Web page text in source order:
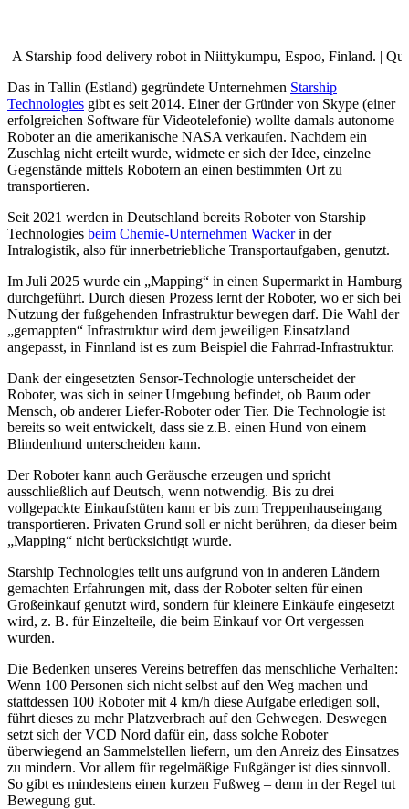
A Starship food delivery robot in Niittykumpu, Espoo, Finland. |
Das in Tallin (Estland) gegründete Unternehmen Starship
Technologies gibt es seit 2014. Einer der Gründer von Skype (einer
erfolgreichen Software für Videotelefonie) wollte damals autonome
Roboter an die amerikanische NASA verkaufen. Nachdem ein
Zuschlag nicht erteilt wurde, widmete er sich der Idee, einzelne
Gegenstände mittels Robotern an einen bestimmten Ort zu
transportieren.
Seit 2021 werden in Deutschland bereits Roboter von Starship
Technologies beim Chemie-Unternehmen Wackerin der
Intralogistik, also für innerbetriebliche Transportaufgaben, genutzt.
Im Juli 2025 wurde ein „Mapping“ in einen Supermarkt in Hamburg
durchgeführt. Durch diesen Prozess lernt der Roboter, wo er sich bei
Nutzung der fußgehenden Infrastruktur bewegen darf. Die Wahl der
„gemappten“ Infrastruktur wird dem jeweiligen Einsatzland
angepasst, in Finnland ist es zum Beispiel die Fahrrad-Infrastruktur.
Dank der eingesetzten Sensor-Technologie unterscheidet der
Roboter, was sich in seiner Umgebung befindet, ob Baum oder
Mensch, ob anderer Liefer-Roboter oder Tier. Die Technologie ist
bereits so weit entwickelt, dass sie z.B. einen Hund von einem
Blindenhund unterscheiden kann.
Der Roboter kann auch Geräusche erzeugen und spricht
ausschließlich auf Deutsch, wenn notwendig. Bis zu drei
vollgepackte Einkaufstüten kann er bis zum Treppenhauseingang
transportieren. Privaten Grund soll er nicht berühren, da dieser beim
„Mapping“ nicht berücksichtigt wurde.
Starship Technologies teilt uns aufgrund von in anderen Ländern
gemachten Erfahrungen mit, dass der Roboter selten für einen
Großeinkauf genutzt wird, sondern für kleinere Einkäufe eingesetzt
wird, z. B. für Einzelteile, die beim Einkauf vor Ort vergessen
wurden.
Die Bedenken unseres Vereins betreffen das menschliche Verhalten:
Wenn 100 Personen sich nicht selbst auf den Weg machen und
stattdessen 100 Roboter mit 4 km/h diese Aufgabe erledigen soll,
führt dieses zu mehr Platzverbrach auf den Gehwegen. Deswegen
setzt sich der VCD Nord dafür ein, dass solche Roboter
überwiegend an Sammelstellen liefern, um den Anreiz des Einsatzes
zu mindern. Vor allem für regelmäßige Fußgänger ist dies sinnvoll.
So gibt es mindestens einen kurzen Fußweg – denn in der Regel tut
Bewegung gut.